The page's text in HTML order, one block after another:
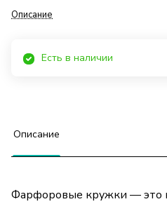
Описание
Есть в наличии
Описание
Фарфоровые кружки — это